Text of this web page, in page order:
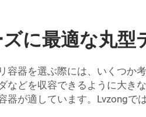
に最適な丸型
容器を選ぶ際には、いくつか
などを収容できるように大き
器が適しています。Lvzongで